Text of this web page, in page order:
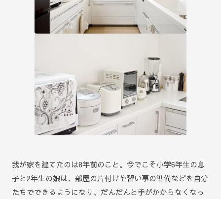
我が家を建てたのは8年前のこと。今でこそ小学6年生の息
子と2年生の娘は、部屋の片付けや習い事の準備などを自分
たちでできるようになり、だんだんと手がかからなくなっ